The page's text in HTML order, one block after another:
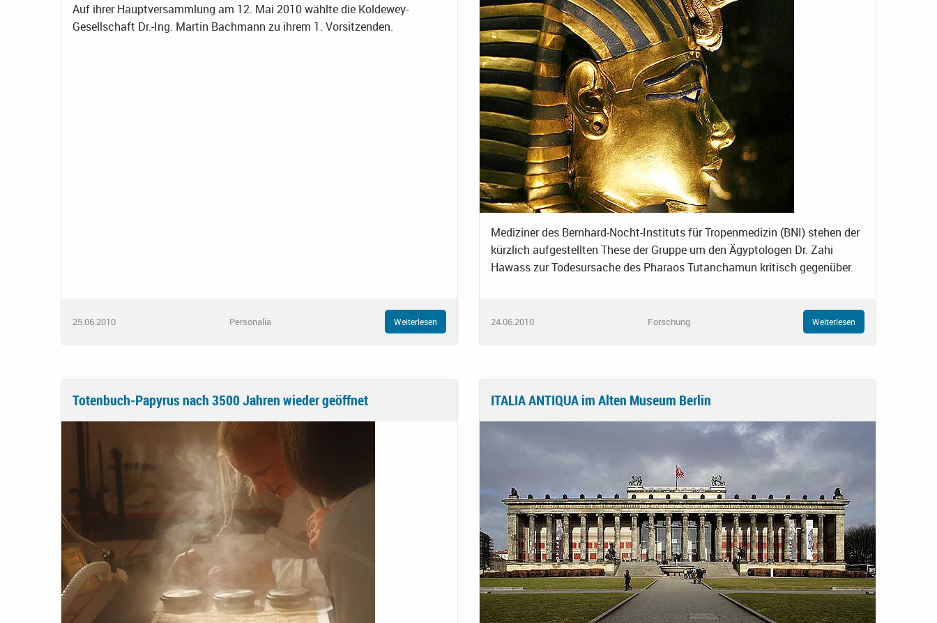
Auf ihrer Hauptversammlung am 12. Mai 2010 wählte die Koldewey-
Gesellschaft Dr.-Ing. Martin Bachmann zu ihrem 1. Vorsitzenden.
25.06.2010 Personalia Weiterlesen
Mediziner des Bernhard-Nocht-Instituts für Tropenmedizin (BNI) stehen der
kürzlich aufgestellten These der Gruppe um den Ägyptologen Dr. Zahi
Hawass zur Todesursache des Pharaos Tutanchamun kritisch gegenüber.
24.06.2010 Forschung Weiterlesen
Totenbuch-Papyrus nach 3500 Jahren wieder geöffnet ITALIA ANTIQUA im Alten Museum Berlin